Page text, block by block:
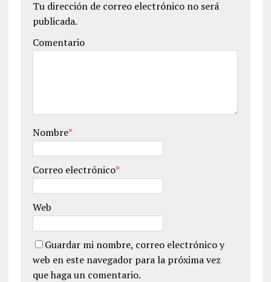
Tu dirección de correo electrónico no será
publicada.
Comentario
Nombre*
Correo electrónico*
Web
Guardar mi nombre, correo electrónico y
web en este navegador para la próxima vez
que haga un comentario.